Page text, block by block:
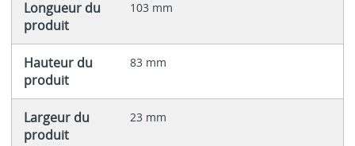
Longueur du
produit
103 mm
Hauteur du
produit
83 mm
Largeur du
produit
23 mm